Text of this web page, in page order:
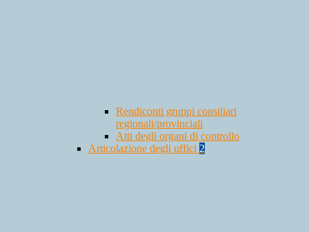
Rendiconti gruppi consiliari
regionali/provinciali
Atti degli organi di controllo
Articolazione degli uffici 2